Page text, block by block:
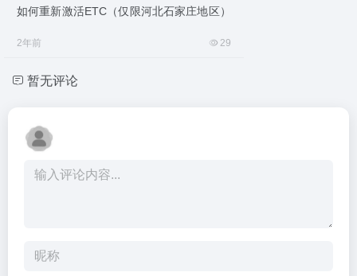
如何重新激活ETC（仅限河北石家庄地区）
2年前 29
暂无评论